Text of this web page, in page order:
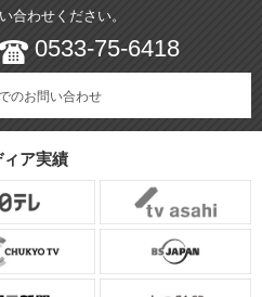
合わせください。
0533-75-6418
のお問い合わせ
ィア実績